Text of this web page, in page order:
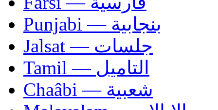
Punjabi — بنجابية
Jalsat — جلسات
Tamil — التاميل
Chaâbi — شعبية